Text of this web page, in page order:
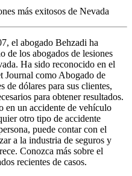
más exitosos de Nevada
el abogado Behzadi ha
de los abogados de lesiones
Ha sido reconocido en el
Journal como Abogado de
dólares para sus clientes,
para obtener resultados.
en un accidente de vehículo
otro tipo de accidente
puede contar con el
a la industria de seguros y
Conozca más sobre el
recientes de casos.